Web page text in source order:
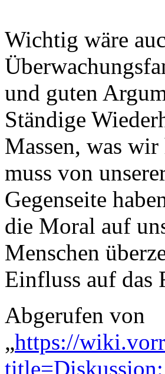
Wichtig wäre
und guten
Ständige
Massen, was
muss von
Gegenseite
die Moral auf
Menschen
Einfluss auf das
Abgerufen von
„https://